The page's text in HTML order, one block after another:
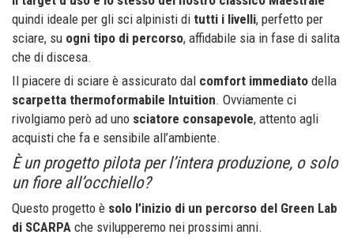
quindi ideale per gli sci alpinisti di tutti i livelli, perfetto per
sciare, su ogni tipo di percorso, affidabile sia in fase di salita
che di discesa.
Il piacere di sciare è assicurato dal comfort immediato della
scarpetta thermoformabile Intuition. Ovviamente ci
rivolgiamo però ad uno sciatore consapevole, attento agli
acquisti che fa e sensibile all’ambiente.
È un progetto pilota per l’intera produzione, o solo
un fiore all’occhiello?
Questo progetto è solo l’inizio di un percorso del Green Lab
di SCARPA che svilupperemo nei prossimi anni.